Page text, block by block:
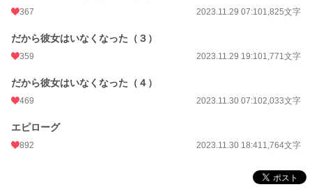
367 2023.11.29 07:101,825文字
だから彼女はいなくなった（３）
359 2023.11.29 19:101,771文字
だから彼女はいなくなった（４）
469 2023.11.30 07:102,033文字
エピローグ
892 2023.11.30 18:411,764文字